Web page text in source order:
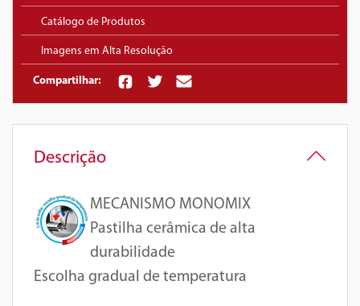
Catálogo de Produtos
Imagens em Alta Resolução
Compartilhar:
Descrição
MECANISMO MONOMIX
Pastilha cerâmica de alta
durabilidade
Escolha gradual de temperatura